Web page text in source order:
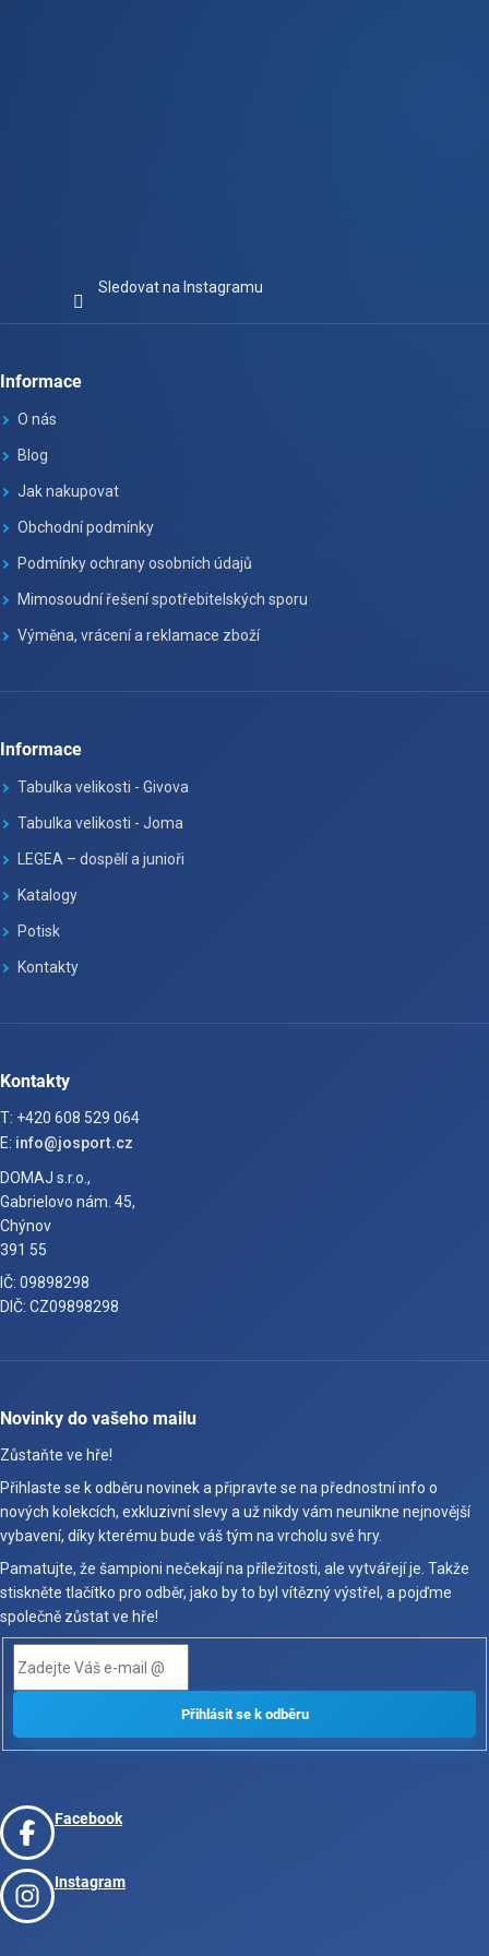
Sledovat na Instagramu
Informace
O nás
Blog
Jak nakupovat
Obchodní podmínky
Podmínky ochrany osobních údajů
Mimosoudní řešení spotřebitelských sporu
Výměna, vrácení a reklamace zboží
Informace
Tabulka velikosti - Givova
Tabulka velikosti - Joma
LEGEA – dospělí a junioři
Katalogy
Potisk
Kontakty
Kontakty
T: +420 608 529 064
E: info@josport.cz
DOMAJ s.r.o.,
Gabrielovo nám. 45,
Chýnov
391 55
IČ: 09898298
DIČ: CZ09898298
Novinky do vašeho mailu
Zůstaňte ve hře!
Přihlaste se k odběru novinek a připravte se na přednostní info o
nových kolekcích, exkluzivní slevy a už nikdy vám neunikne nejnovější
vybavení, díky kterému bude váš tým na vrcholu své hry.
Pamatujte, že šampioni nečekají na příležitosti, ale vytvářejí je. Takže
stiskněte tlačítko pro odběr, jako by to byl vítězný výstřel, a pojďme
společně zůstat ve hře!
Facebook
Instagram